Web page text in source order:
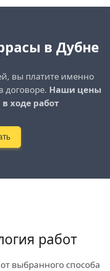
в Дубне
вы платите именно
договоре. Наши цены
ходе работ
работ
выбранного способа